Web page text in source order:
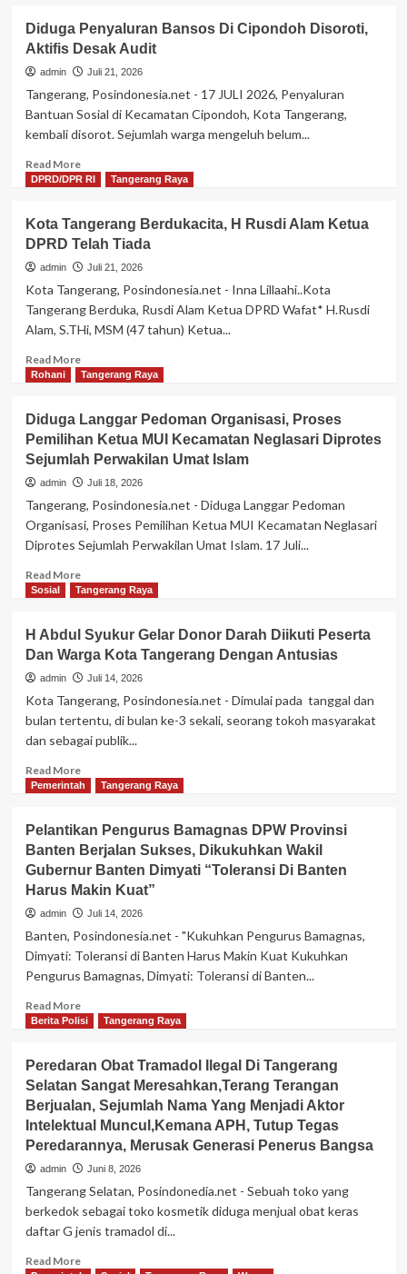
PKB
Perjuangkan
Dan
Beasiswa
Untuk
Kuliah
Anak
Ketua
Kota
Tangerang
Diduga Penyaluran Bansos Di Cipondoh Disoroti,
Aktifis Desak Audit
admin Juli 21, 2026
Tangerang, Posindonesia.net - 17 JULI 2026, Penyaluran
Bantuan Sosial di Kecamatan Cipondoh, Kota Tangerang,
kembali disorot. Sejumlah warga mengeluh belum...
Read MoreRead
more
Penyaluran
Bansos
Di
Disoroti,
Aktifis
Desak
DPRD/DPR RI Tangerang Raya
Kota Tangerang Berdukacita, H Rusdi Alam Ketua
DPRD Telah Tiada
admin Juli 21, 2026
Kota Tangerang, Posindonesia.net - Inna Lillaahi..Kota
Tangerang Berduka, Rusdi Alam Ketua DPRD Wafat* H.Rusdi
Alam, S.THi, MSM (47 tahun) Ketua...
Read MoreRead
more
Tangerang
Berdukacita,
H
Rusdi
Ketua
DPRD
Telah
Rohani Tangerang Raya
Diduga Langgar Pedoman Organisasi, Proses
Pemilihan Ketua MUI Kecamatan Neglasari Diprotes
Sejumlah Perwakilan Umat Islam
admin Juli 18, 2026
Tangerang, Posindonesia.net - Diduga Langgar Pedoman
Organisasi, Proses Pemilihan Ketua MUI Kecamatan Neglasari
Diprotes Sejumlah Perwakilan Umat Islam. 17 Juli...
Read MoreRead
more
Langgar
Pedoman
Organisasi,
Pemilihan
Ketua
MUI
Neglasari
Diprotes
Perwakilan
Umat
Islam
Sosial Tangerang Raya
H Abdul Syukur Gelar Donor Darah Diikuti Peserta
Dan Warga Kota Tangerang Dengan Antusias
admin Juli 14, 2026
Kota Tangerang, Posindonesia.net - Dimulai pada tanggal dan
bulan tertentu, di bulan ke-3 sekali, seorang tokoh masyarakat
dan sebagai publik...
Read MoreRead
more
Abdul
Syukur
Gelar
Donor
Darah
Peserta
Dan
Warga
Tangerang
Dengan
Pemerintah Tangerang Raya
Pelantikan Pengurus Bamagnas DPW Provinsi
Banten Berjalan Sukses, Dikukuhkan Wakil
Gubernur Banten Dimyati “Toleransi Di Banten
Harus Makin Kuat”
admin Juli 14, 2026
Banten, Posindonesia.net - "Kukuhkan Pengurus Bamagnas,
Dimyati: Toleransi di Banten Harus Makin Kuat Kukuhkan
Pengurus Bamagnas, Dimyati: Toleransi di Banten...
Read MoreRead
more
Pengurus
Bamagnas
DPW
Provinsi
Banten
Sukses,
Dikukuhkan
Wakil
Gubernur
Dimyati
Berita Polisi Tangerang Raya
Peredaran Obat Tramadol Ilegal Di Tangerang
Selatan Sangat Meresahkan,Terang Terangan
Berjualan, Sejumlah Nama Yang Menjadi Aktor
Intelektual Muncul,Kemana APH, Tutup Tegas
Peredarannya, Merusak Generasi Penerus Bangsa
admin Juni 8, 2026
Tangerang Selatan, Posindonedia.net - Sebuah toko yang
berkedok sebagai toko kosmetik diduga menjual obat keras
daftar G jenis tramadol di...
Read MoreRead